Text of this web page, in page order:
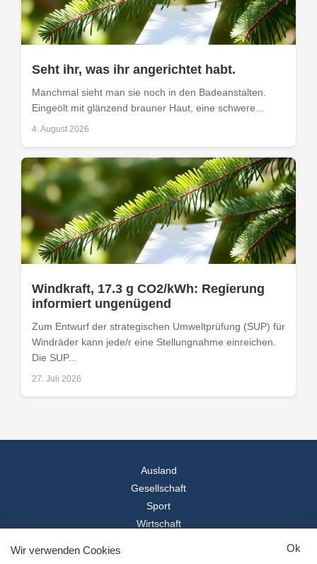
Seht ihr, was ihr angerichtet habt.
Manchmal sieht man sie noch in den Badeanstalten.
Eingeölt mit glänzend brauner Haut, eine schwere...
4. August 2026
Windkraft, 17.3 g CO2/kWh: Regierung
informiert ungenügend
Zum Entwurf der strategischen Umweltprüfung (SUP) für
Windräder kann jede/r eine Stellungnahme einreichen.
Die SUP...
27. Juli 2026
Ausland
Gesellschaft
Sport
Wirtschaft
© 2026Landesspiegel
Wir verwenden Cookies Ok